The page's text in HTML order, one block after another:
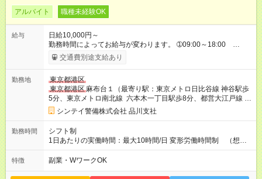
アルバイト 職種未経験OK
給与
日給10,000円～
勤務時間によってお給与が変わります。 ➀09:00～18:00
10,000円～ ➁08:00～20:00 13,126円～ ➂13:00～22:00
10,000円～ ※別途資格手当がございます。 例：自衛消防技術
交通費別途支給あり
勤務地
東京都港区
東京都港区 麻布台１（最寄り駅：東京メトロ日比谷線 神谷駅歩
5分、東京メトロ南北線 六本木一丁目駅歩8分、都営大江戸線 麻
布十番駅歩9分）
シンテイ警備株式会社 品川支社
勤務時間
シフト制
1日あたりの実働時間：最大10時間/日 変形労働時間制 （想定
労働時間 172時間/月） 【シフト例】 ➀09:00～18:00 休憩1H
➁08:00～20:00 休憩2H ➂13:00～22:00 休憩1H ※夜間帯も
特徴 副業・WワークOK